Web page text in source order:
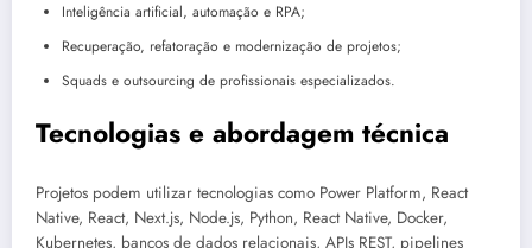
Inteligência artificial, automação e RPA;
Recuperação, refatoração e modernização de projetos;
Squads e outsourcing de profissionais especializados.
Tecnologias e abordagem técnica
Projetos podem utilizar tecnologias como Power Platform, React
Native, React, Next.js, Node.js, Python, React Native, Docker,
Kubernetes, bancos de dados relacionais, APIs REST, pipelines